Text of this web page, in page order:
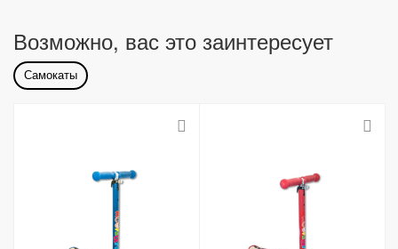
Возможно, вас это заинтересует
Самокаты